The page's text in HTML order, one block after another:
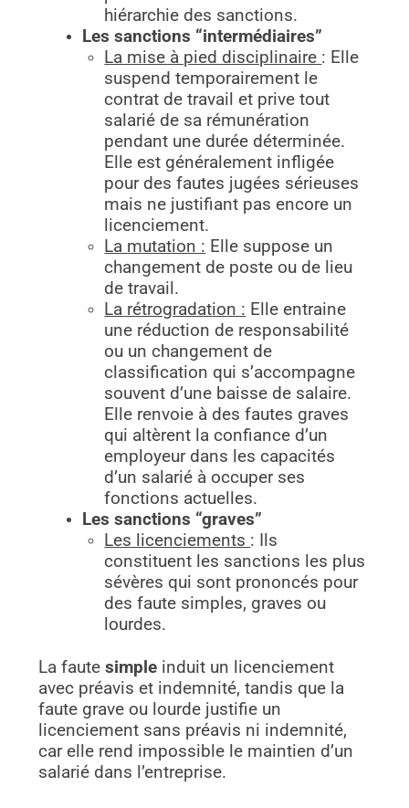
hiérarchie des sanctions.
Les sanctions “intermédiaires”
La mise à pied disciplinaire : Elle
suspend temporairement le
contrat de travail et prive tout
salarié de sa rémunération
pendant une durée déterminée.
Elle est généralement infligée
pour des fautes jugées sérieuses
mais ne justifiant pas encore un
licenciement.
La mutation : Elle suppose un
changement de poste ou de lieu
de travail.
La rétrogradation : Elle entraine
une réduction de responsabilité
ou un changement de
classification qui s’accompagne
souvent d’une baisse de salaire.
Elle renvoie à des fautes graves
qui altèrent la confiance d’un
employeur dans les capacités
d’un salarié à occuper ses
fonctions actuelles.
Les sanctions “graves”
Les licenciements : Ils
constituent les sanctions les plus
sévères qui sont prononcés pour
des faute simples, graves ou
lourdes.
La faute simple induit un licenciement
avec préavis et indemnité, tandis que la
faute grave ou lourde justifie un
licenciement sans préavis ni indemnité,
car elle rend impossible le maintien d’un
salarié dans l’entreprise.